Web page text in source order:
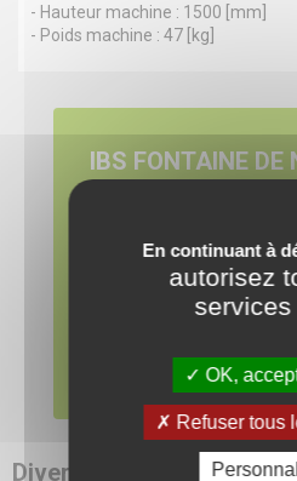
En continuant à
autorisez
services
OK,
Refuser tous
- Hauteur machine : 1500 [mm]
- Poids machine : 47 [kg]
IBS FONTAINE DE
Demandez un devis pour
AJOUTER
Pour pouvoir
d'abord
l'utilisation
de Youtube.
Divers